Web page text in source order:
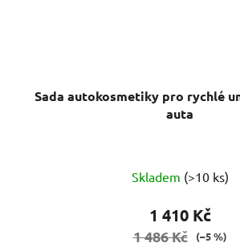
Sada autokosmetiky pro rychlé
auta
Skladem (>10 ks)
1 410 Kč
1 486 Kč (–5 %)